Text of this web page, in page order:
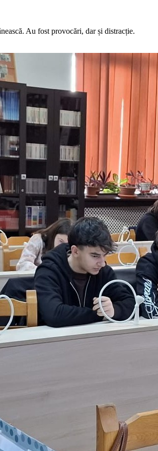
Au fost provocări, dar și distracție.